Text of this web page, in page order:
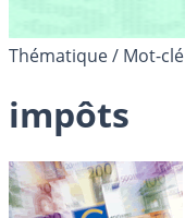
Thématique / Mot-clé
impôts